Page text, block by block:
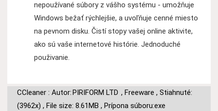
nepoužívané súbory z vášho systému - umožňuje
Windows bežať rýchlejšie, a uvoľňuje cenné miesto
na pevnom disku. Čistí stopy vašej online aktivite,
ako sú vaše internetové histórie. Jednoduché
použivanie.
CCleaner : Autor:PIRIFORM LTD , Freeware , Stiahnuté:
(3962x) , File size: 8.61MB , Prípona súboru:exe